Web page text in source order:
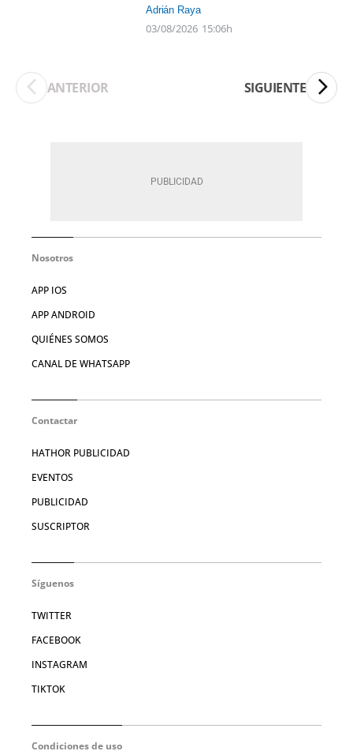
Adrián Raya
03/08/2026 15:06h
ANTERIOR SIGUIENTE
Nosotros
APP IOS
APP ANDROID
QUIÉNES SOMOS
CANAL DE WHATSAPP
Contactar
HATHOR PUBLICIDAD
EVENTOS
PUBLICIDAD
SUSCRIPTOR
Síguenos
TWITTER
FACEBOOK
INSTAGRAM
TIKTOK
Condiciones de uso